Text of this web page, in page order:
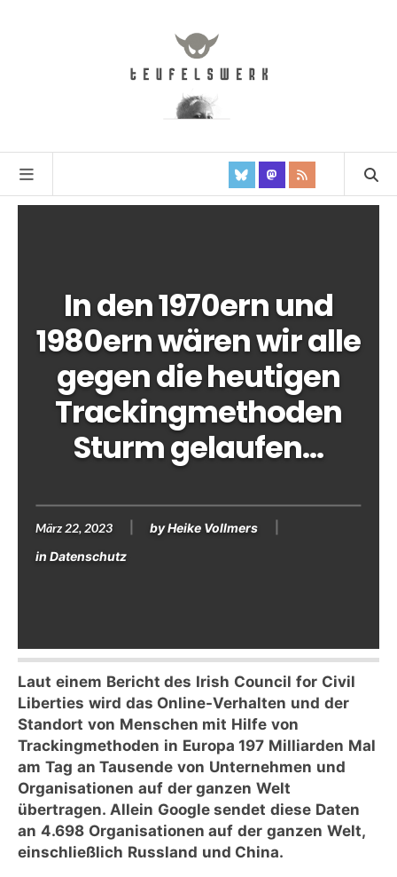
In den 1970ern und
1980ern wären wir alle
gegen die heutigen
Trackingmethoden
Sturm gelaufen…
März 22, 2023 byHeike Vollmers
in Datenschutz
Laut einem Bericht des Irish Council for Civil
Liberties wird das Online-Verhalten und der
Standort von Menschen mit Hilfe von
Trackingmethoden in Europa 197 Milliarden Mal
am Tag an Tausende von Unternehmen und
Organisationen auf der ganzen Welt
übertragen. Allein Google sendet diese Daten
an 4.698 Organisationen auf der ganzen Welt,
einschließlich Russland und China.